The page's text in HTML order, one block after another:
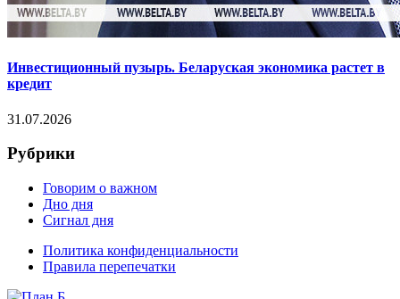
Инвестиционный пузырь. Беларуская экономика растет в
кредит
31.07.2026
Рубрики
Говорим о важном
Дно дня
Сигнал дня
Политика конфиденциальности
Правила перепечатки